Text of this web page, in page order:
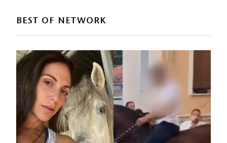
BEST OF NETWORK